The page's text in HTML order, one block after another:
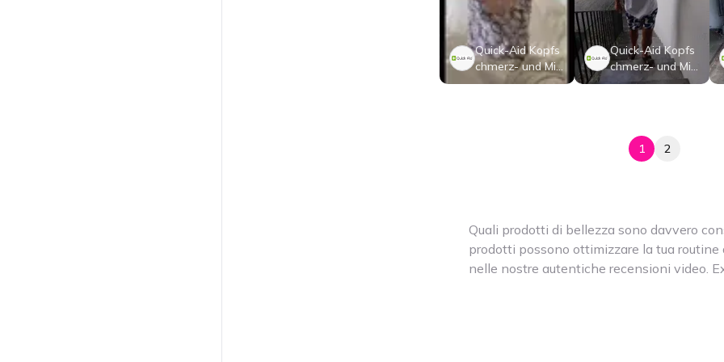
Quick-Aid Kopfs
chmerz- und Mig
ränemaske
Quick-Aid Kopfs
chmerz- und Mig
ränemaske
1 2
Quali prodotti di bellezza sono davvero
prodotti possono ottimizzare la tua routine
nelle nostre autentiche recensioni video.